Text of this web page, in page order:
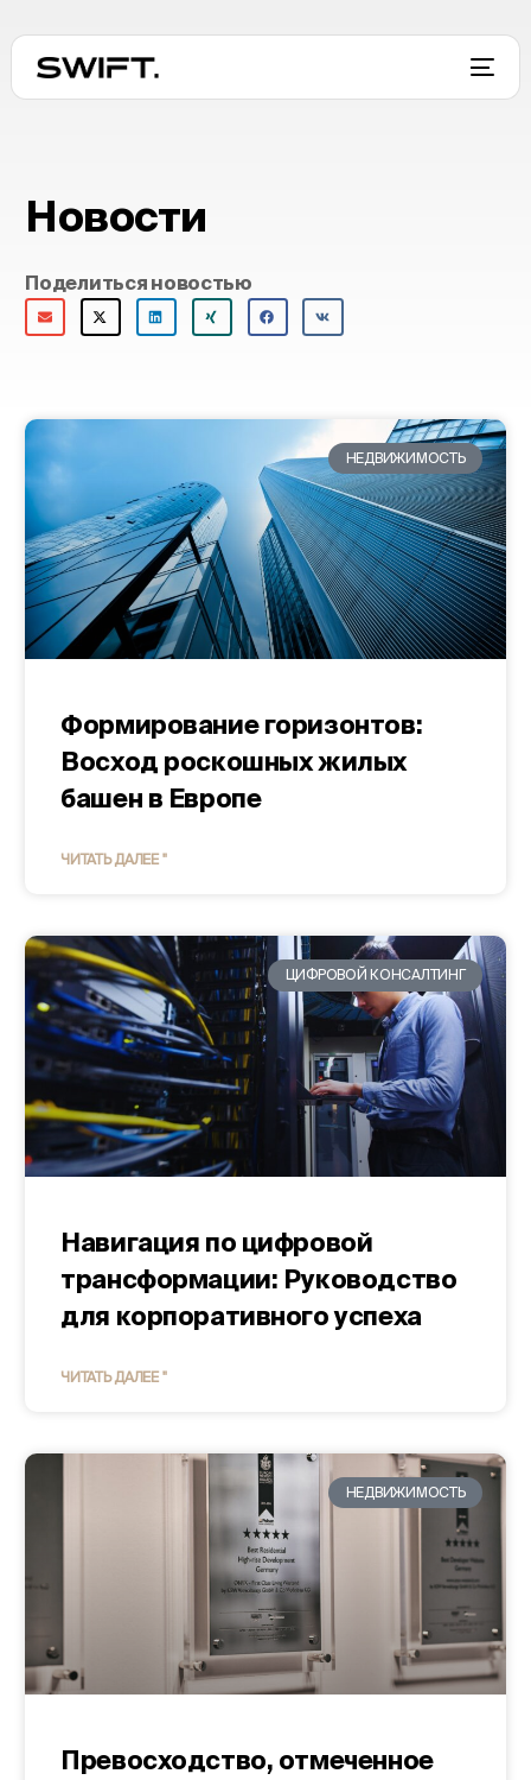
Новости
Поделиться новостью
НЕДВИЖИМОСТЬ
Формирование горизонтов:
Восход роскошных жилых
башен в Европе
ЧИТАТЬ ДАЛЕЕ "
ЦИФРОВОЙ КОНСАЛТИНГ
Навигация по цифровой
трансформации: Руководство
для корпоративного успеха
ЧИТАТЬ ДАЛЕЕ "
НЕДВИЖИМОСТЬ
Превосходство, отмеченное
Изменить местоположение